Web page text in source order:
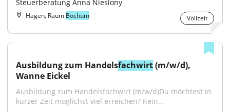
Steuerberatung Anna Nieslony
Hagen, Raum Bochum Vollzeit
Ausbildung zum Handelsfachwirt (m/w/d),
Wanne Eickel
Ausbildung zum Handelsfachwirt (m/w/d)Du möchtest in
kurzer Zeit möglichst viel erreichen? Kein...